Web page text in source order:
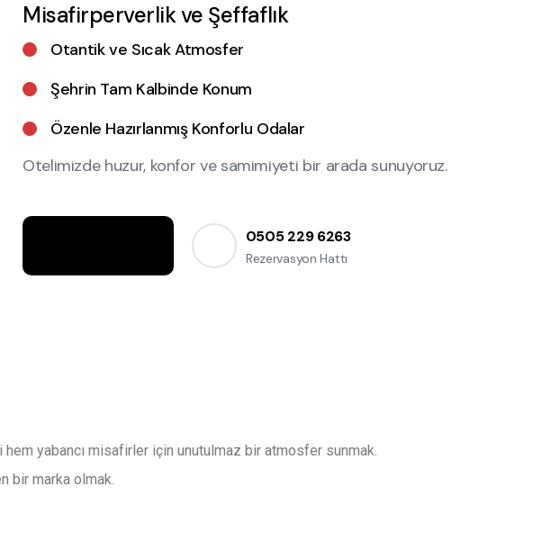
Misafirperverlik ve Şeffaflık
Otantik ve Sıcak Atmosfer
Şehrin Tam Kalbinde Konum
Özenle Hazırlanmış Konforlu Odalar
Otelimizde huzur, konfor ve samimiyeti bir arada sunuyoruz.
0505 229 6263
Rezervasyon Hattı
hem yabancı misafirler için unutulmaz bir atmosfer sunmak.
bir marka olmak.